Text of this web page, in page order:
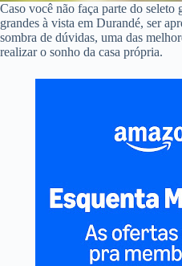
Caso você não faça parte do seleto
grandes à vista em Durandé, ser
sombra de dúvidas, uma das
realizar o sonho da casa própria.